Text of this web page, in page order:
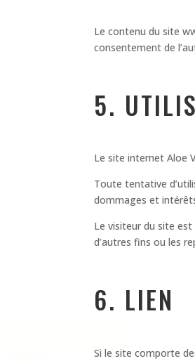
Le contenu du site
consentement de
5.
Le site internet Aloe
Toute tentative
dommages et
Le visiteur du site
d’autres fins ou les
6. LIEN
Si le site comporte